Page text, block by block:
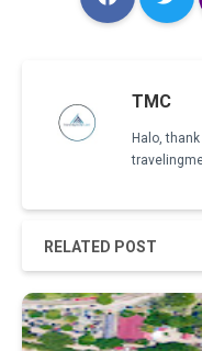
TMC
Halo,
RELATED POST